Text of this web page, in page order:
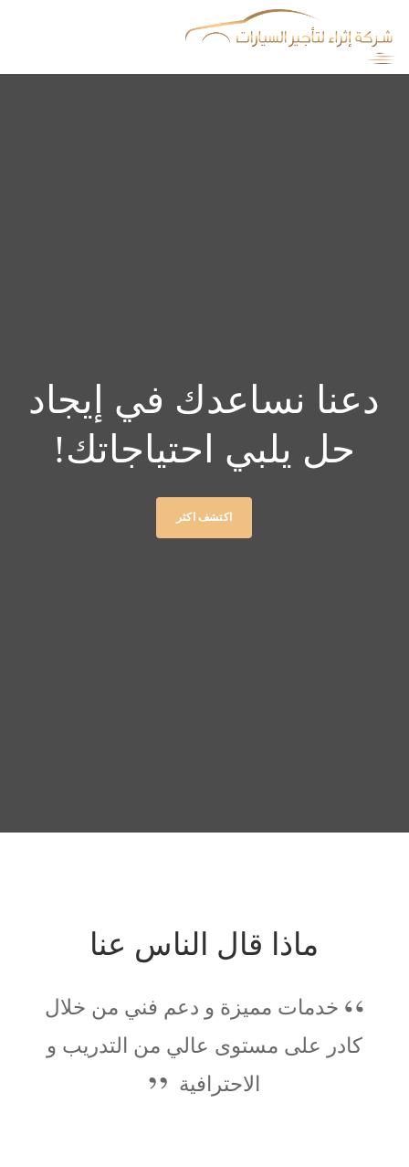
دعنا نساعدك في إيجاد
حل يلبي احتياجاتك!
اكتشف اكثر
ماذا قال الناس عنا
خدمات مميزة و دعم فني من خلال
كادر على مستوى عالي من التدريب و
الاحترافية